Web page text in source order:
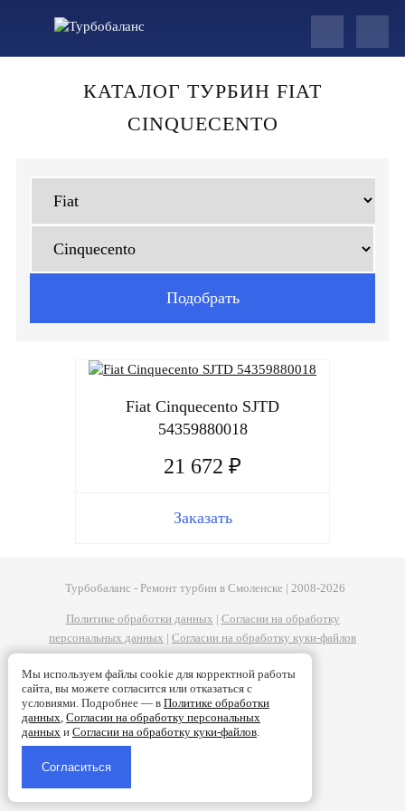
КАТАЛОГ ТУРБИН FIAT
CINQUECENTO
Fiat Cinquecento SJTD
54359880018
21 672 ₽
Заказать
Турбобаланс - Ремонт турбин в Смоленске | 2008-2026
Политике обработки данных | Согласии на обработку
персональных данных | Согласии на обработку куки-файлов
Мы используем файлы cookie для корректной работы
сайта, вы можете согласится или отказаться с
условиями. Подробнее — в Политике обработки
данных, Согласии на обработку персональных
данныхи Согласии на обработку куки-файлов.